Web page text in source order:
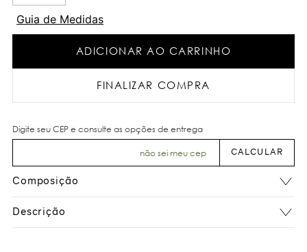
Guia de Medidas
ADICIONAR AO CARRINHO
FINALIZAR COMPRA
não sei meu cep
Composição
Descrição